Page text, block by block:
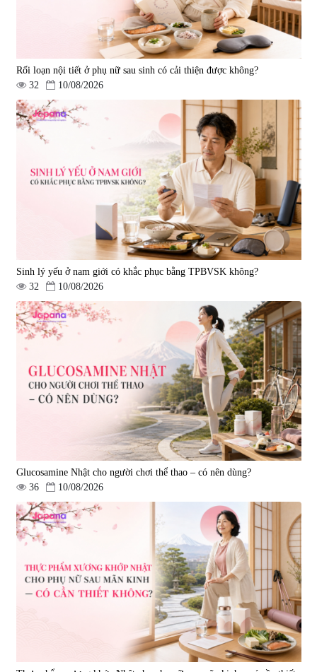
Tẩy tế bào chết Nichiei Bussan
Nano NMN+ Peeling Gel
1.490.000 đ
Viên uống hỗ trợ bền thành
mạch, ngừa tai biến Elastin Plus
& Nattokinase Hokoen 80 viên
|0
980.000 đ
Viên uống bổ gan Ribeto Shoji
Hepaclean 60 viên
690.000 đ
Viên uống hỗ trợ cải thiện thoát
vị đĩa đệm Kyoto Has 30 viên
|14.560
1.600.000 đ
Viên uống hỗ trợ giấc ngủ Fujina
Sleepy Nhật Bản 80 viên
Viên uống phòng ngừa & hỗ trợ
điều trị đột quỵ Biken Kinase
Gold 60 viên
|0
1.570.000 đ
Rối loạn nội tiết ở phụ nữ sau sinh có cải thiện được không?
32
10/08/2026
Sinh lý yếu ở nam giới có khắc phục bằng TPBVSK không?
32
10/08/2026
Glucosamine Nhật cho người chơi thể thao – có nên dùng?
36
10/08/2026